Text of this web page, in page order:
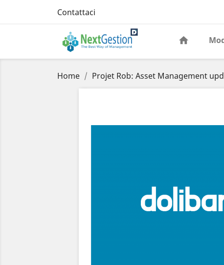
Contattaci
Home Projet Rob: Asset Management